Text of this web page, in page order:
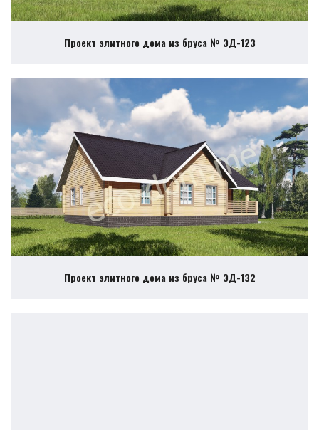
Проект элитного дома из бруса № ЭД-123
Проект элитного дома из бруса № ЭД-132